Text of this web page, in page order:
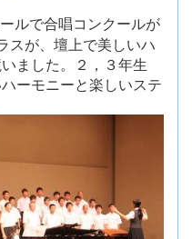
ルで合唱コンクールが
スが、壇上で美しいハ
ました。２，３年生
ーモニーと楽しいステ